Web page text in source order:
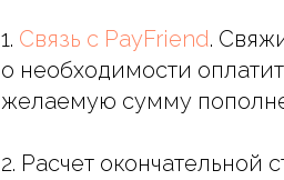
1. Связь с PayFriend.
о необходимости
желаемую сумму
2. Расчет окончательной